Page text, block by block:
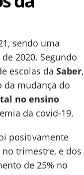
sendo uma
2020. Segundo
escolas da Saber,
da mudança do
no ensino
da covid-19.
positivamente
trimestre, e dos
de 25% no